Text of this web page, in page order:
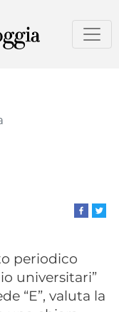
periodico
universitari”
“E”, valuta la